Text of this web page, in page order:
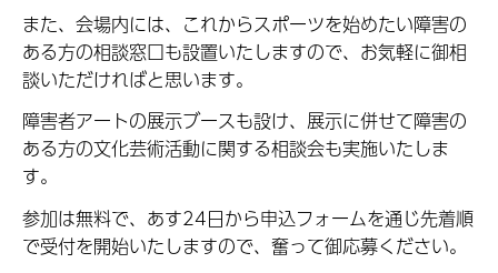
また、会場内には、これからスポーツを始めたい障害の
ある方の相談窓口も設置いたしますので、お気軽に御相
談いただければと思います。
障害者アートの展示ブースも設け、展示に併せて障害の
ある方の文化芸術活動に関する相談会も実施いたしま
す。
参加は無料で、あす24日から申込フォームを通じ先着順
で受付を開始いたしますので、奮って御応募ください。